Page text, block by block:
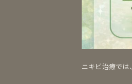
ニキビ治療では、